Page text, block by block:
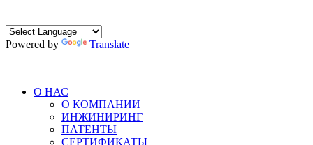
Powered by Translate
О НАС
О КОМПАНИИ
ИНЖИНИРИНГ
ПАТЕНТЫ
СЕРТИФИКАТЫ